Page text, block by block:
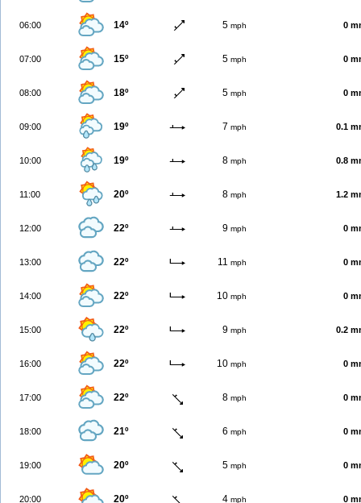
06:00 14º 5 mph 0
07:00 15º 5 mph 0
08:00 18º 5 mph 0
09:00 19º 7 mph 0.1
10:00 19º 8 mph 0.8
11:00 20º 8 mph 1.2
12:00 22º 9 mph 0
13:00 22º 11 mph 0
14:00 22º 10 mph 0
15:00 22º 9 mph 0.2
16:00 22º 10 mph 0
17:00 22º 8 mph 0
18:00 21º 6 mph 0
19:00 20º 5 mph 0
20:00 20º 4 mph 0